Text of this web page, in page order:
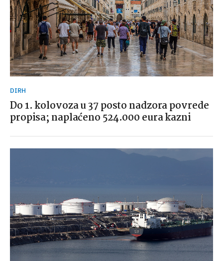
DIRH
Do 1. kolovoza u 37 posto nadzora povrede
propisa; naplaćeno 524.000 eura kazni